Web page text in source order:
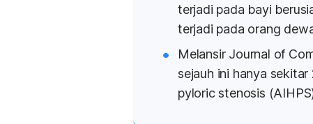
terjadi pada bayi
terjadi pada orang
Melansir Journal of
sejauh ini hanya
pyloric stenosis